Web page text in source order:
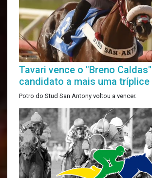
Tavari vence o "Breno
candidato a mais uma tríplice
Potro do Stud San Antony voltou a vencer.